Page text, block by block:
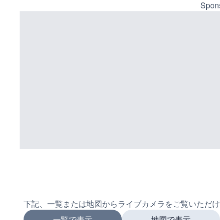
下記、一覧または地図からライブカメラをご覧いただけ